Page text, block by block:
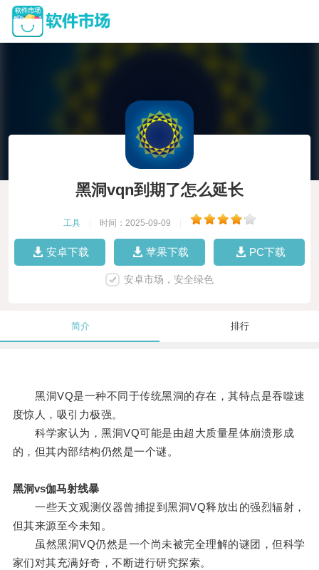
黑洞vqn到期了怎么延长
工具 时间：2025-09-09
安卓下载 苹果下载 PC下载
安卓市场，安全绿色
简介 排行
黑洞VQ是一种不同于传统黑洞的存在，其特点是吞噬速
度惊人，吸引力极强。
科学家认为，黑洞VQ可能是由超大质量星体崩溃形成
的，但其内部结构仍然是一个谜。
黑洞vs伽马射线暴
一些天文观测仪器曾捕捉到黑洞VQ释放出的强烈辐射，
但其来源至今未知。
虽然黑洞VQ仍然是一个尚未被完全理解的谜团，但科学
家们对其充满好奇，不断进行研究探索。